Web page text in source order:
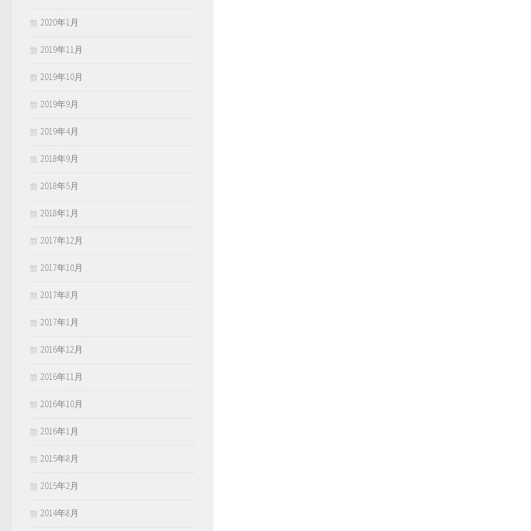
2020年1月
2019年11月
2019年10月
2019年9月
2019年4月
2018年9月
2018年5月
2018年1月
2017年12月
2017年10月
2017年8月
2017年1月
2016年12月
2016年11月
2016年10月
2016年1月
2015年8月
2015年2月
2014年8月